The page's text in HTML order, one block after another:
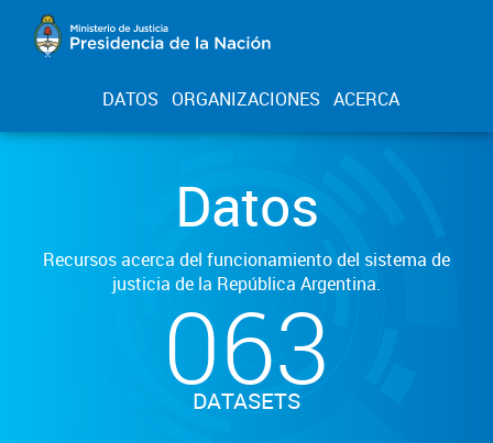
DATOS ORGANIZACIONES ACERCA
Datos
Recursos acerca del funcionamiento del sistema de
justicia de la República Argentina.
063
DATASETS